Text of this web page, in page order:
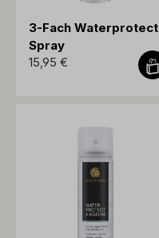
3-Fach Waterprotect
Spray
15,95 €